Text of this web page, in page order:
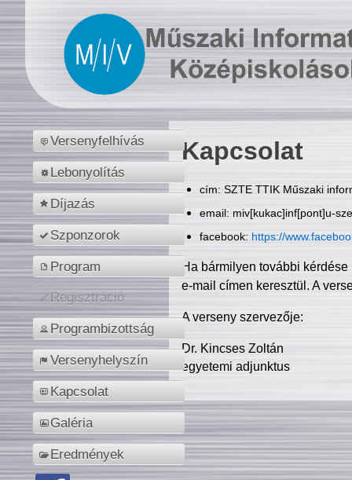
Versenyfelhívás
Lebonyolítás
Díjazás
Szponzorok
Program
Regisztráció
Programbizottság
Versenyhelyszín
Kapcsolat
Galéria
Eredmények
Kapcsolat
cím: SZTE TTIK Műszaki
email: miv[kukac]inf[pont]u-
facebook: https://
Ha bármilyen további
e-mail címen keresztül. A
A verseny szervezője:
Dr. Kincses Zoltán
egyetemi adjunktus